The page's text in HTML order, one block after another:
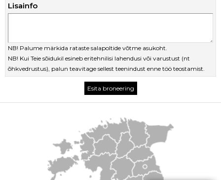
Lisainfo
NB! Palume märkida rataste salapoltide võtme asukoht.
NB! Kui Teie sõidukil esineb eritehnilisi lahendusi või varustust (nt
õhkvedrustus), palun teavitage sellest teenindust enne töö teostamist.